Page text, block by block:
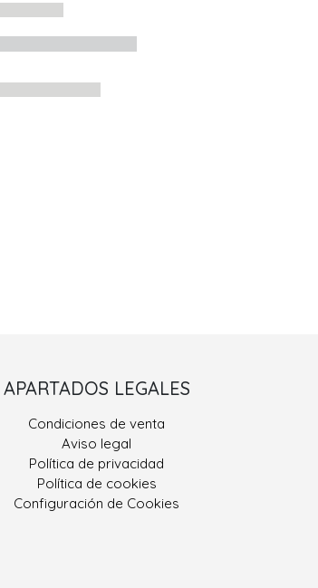
APARTADOS LEGALES
Condiciones de venta
Aviso legal
Política de privacidad
Política de cookies
Configuración de Cookies